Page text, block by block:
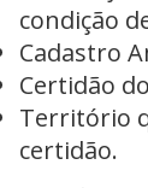
condição
Cadastro
Certidão
Território
certidão.